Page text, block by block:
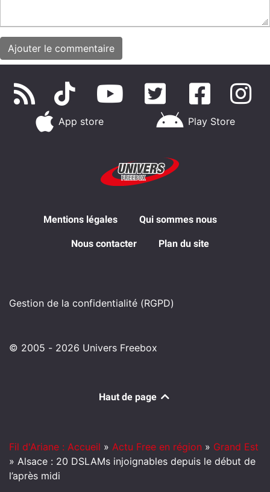
App store Play Store
Mentions légales Qui sommes nous
Nous contacter Plan du site
Gestion de la confidentialité (RGPD)
© 2005 - 2026 Univers Freebox
Haut de page
Fil d'Ariane : Accueil » Actu Free en région » Grand Est
» Alsace : 20 DSLAMs injoignables depuis le début de
l’après midi